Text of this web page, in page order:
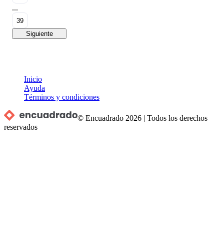
...
39
Siguiente
Inicio
Ayuda
Términos y condiciones
© Encuadrado 2026 |Todos los derechos
reservados